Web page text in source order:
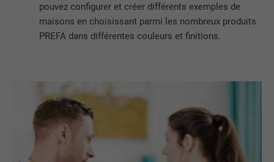
pouvez configurer et créer différents exemples de
maisons en choisissant parmi les nombreux produits
PREFA dans différentes couleurs et finitions.